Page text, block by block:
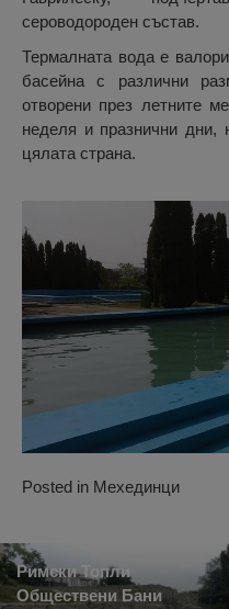
сероводороден състав.
Термалната вода е
басейна с различни
отворени през летните
неделя и празнични дни,
цялата страна.
Posted in Мехединци
Римски Топли
Обществени Бани